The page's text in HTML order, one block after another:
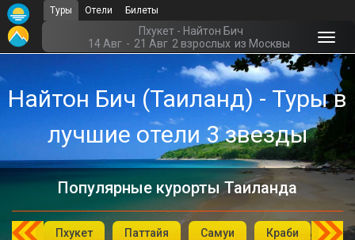
Туры Отели Билеты
Пхукет - Найтон Бич
14 Авг - 21 Авг 2 взрослых из Москвы
Найтон Бич (Таиланд) - Туры в
лучшие отели 3 звезды
Популярные курорты Таиланда
Пхукет Паттайя Самуи Краби Као
Главная
Офис г. Москва
Помощь
Подборки отелей
Турция
Таиланд